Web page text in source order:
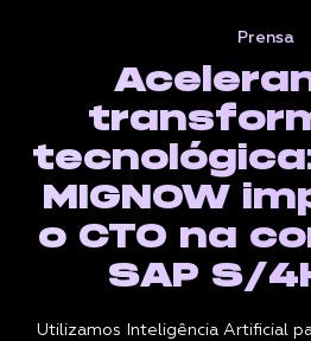
Prensa
MIGNOW
o CTO na
SAP S/
Utilizamos Inteligência Artificial